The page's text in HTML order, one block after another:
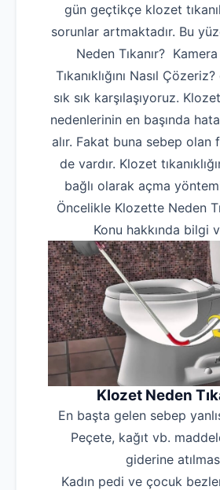
gün geçtikçe klozet
sorunlar artmaktadır. Bu
Neden Tıkanır?
Tıkanıklığını Nasıl
sık sık karşılaşıyoruz.
nedenlerinin en başında
alır. Fakat buna sebep olan
de vardır. Klozet
bağlı olarak açma
Öncelikle Klozette Neden
Konu hakkında bilgi
Klozet Neden
En başta gelen sebep
Peçete, kağıt vb.
giderine
Kadın pedi ve çocuk